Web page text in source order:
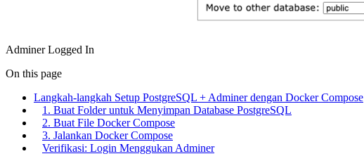
Adminer Logged In
On this page
Langkah-langkah Setup PostgreSQL + Adminer dengan Docker Compose
1. Buat Folder untuk Menyimpan Database PostgreSQL
2. Buat File Docker Compose
3. Jalankan Docker Compose
Verifikasi: Login Menggukan Adminer